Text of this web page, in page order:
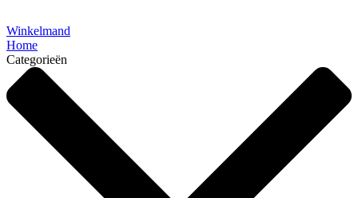
Winkelmand
Home
Categorieën